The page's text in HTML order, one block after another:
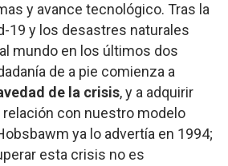
y avance tecnológico. Tras la
19 y los desastres naturales
mundo en los últimos dos
de a pie comienza a
de la crisis, y a adquirir
con nuestro modelo
ya lo advertía en 1994;
esta crisis no es